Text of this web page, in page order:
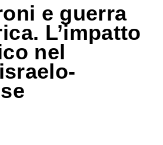
e guerra
L’impatto
nel